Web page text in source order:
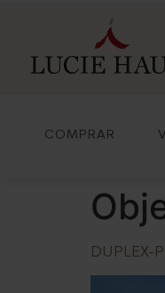
COMPRAR
DUPLEX-